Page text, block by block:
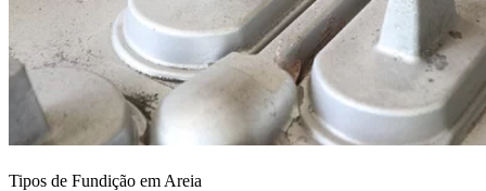
Tipos de Fundição em Areia